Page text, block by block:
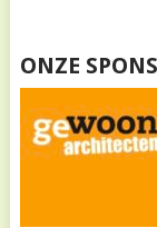
ONZE